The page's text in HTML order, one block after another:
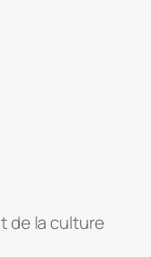
de la culture